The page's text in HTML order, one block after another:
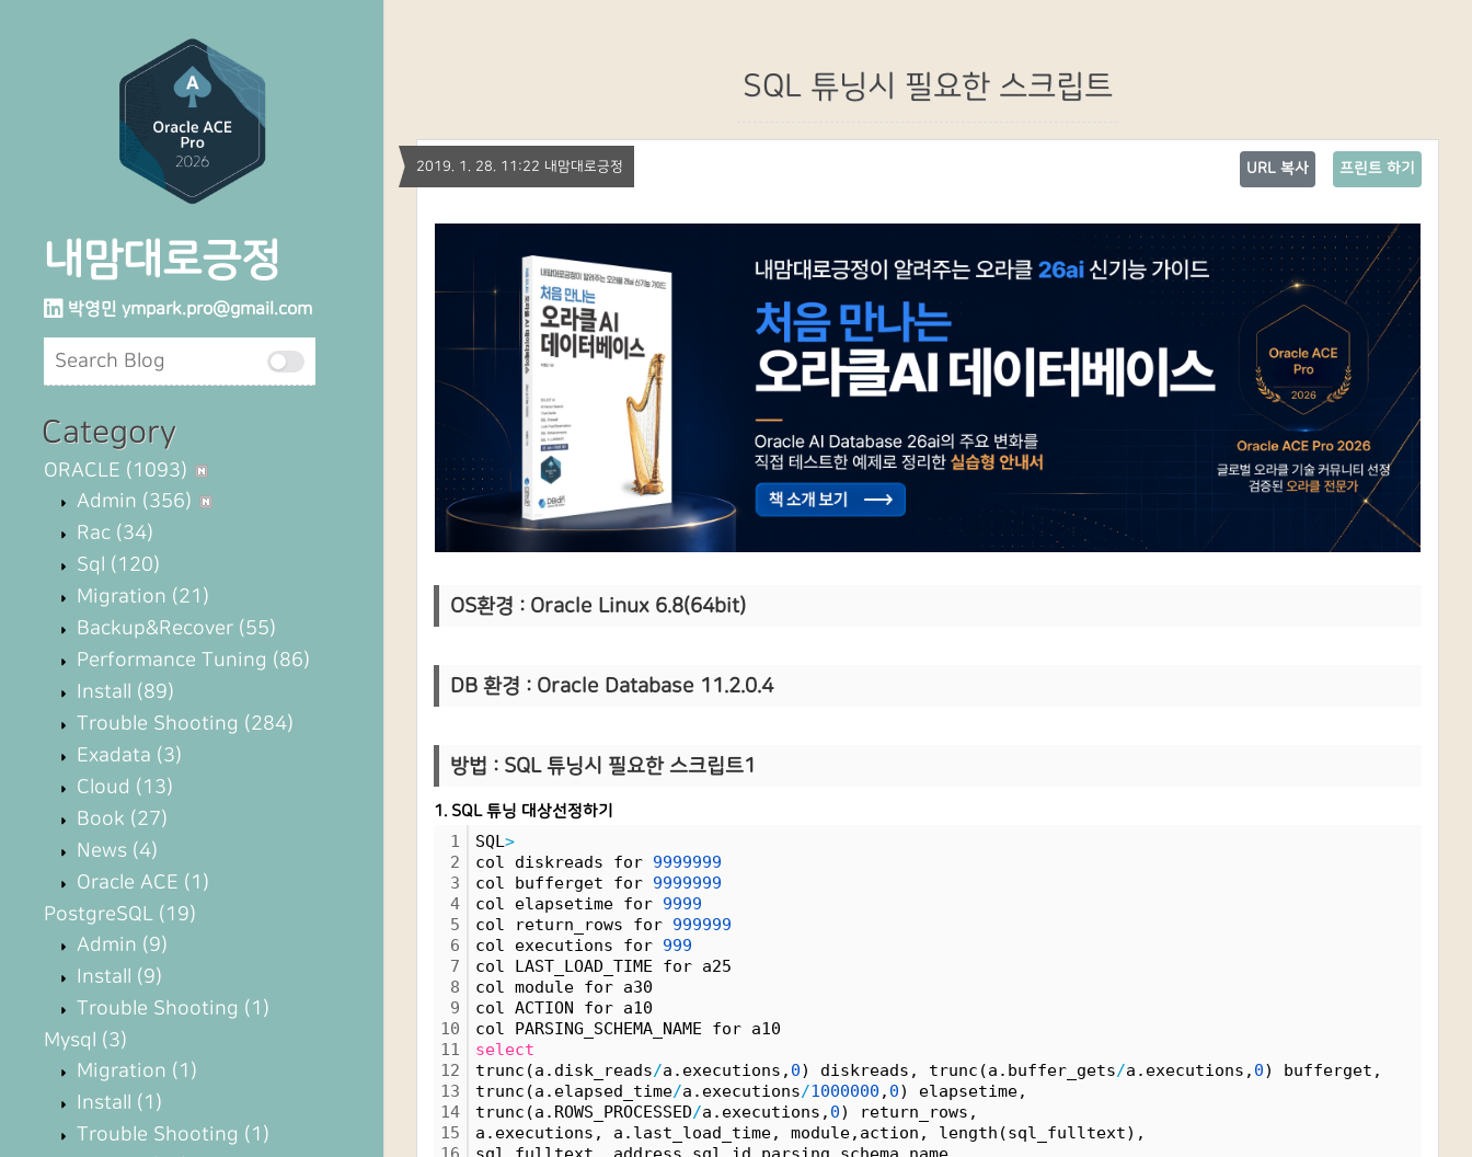
내맘대로긍정
박영민 ympark.pro@gmail.com
Category
ORACLE (1093)
Admin (356)
Rac (34)
Sql (120)
Migration (21)
Backup&Recover (55)
Performance Tuning (86)
Install (89)
Trouble Shooting (284)
Exadata (3)
Cloud (13)
Book (27)
News (4)
Oracle ACE (1)
PostgreSQL (19)
Admin (9)
Install (9)
Trouble Shooting (1)
Mysql (3)
Migration (1)
Install (1)
Trouble Shooting (1)
SQL 튜닝시 필요한 스크립트
2019. 1. 28. 11:22 내맘대로긍정 프린트 하기
URL 복사
OS환경 : Oracle Linux 6.8(64bit)
DB 환경 : Oracle Database 11.2.0.4
방법 : SQL 튜닝시 필요한 스크립트1
1. SQL 튜닝 대상선정하기
1
2
3
4
5
6
7
8
9
10
11
12
13
14
15
SQL>
col diskreads for 9999999
col bufferget for 9999999
col elapsetime for 9999
col return_rows for 999999
col executions for 999
col LAST_LOAD_TIME for a25
col module for a30
col ACTION for a10
col PARSING_SCHEMA_NAME for a10
select
trunc(a.disk_reads/a.executions, 0) diskreads, trunc(a.buffer_gets/a.executions, 0) bufferget,
trunc(a.elapsed_time/a.executions/1000000 , 0) elapsetime,
trunc(a.ROWS_PROCESSED/a.executions, 0) return_rows,
a.executions, a.last_load_time, module,action, length(sql_fulltext),